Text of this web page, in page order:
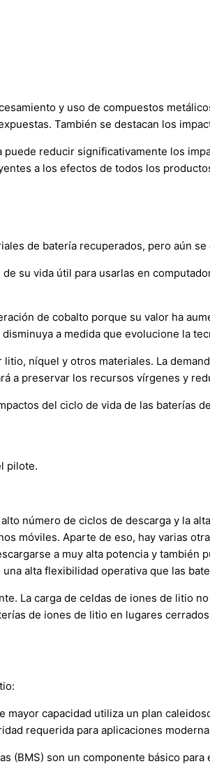
y uso de compuestos
También se destacan los
reducir significativamente los
a los efectos de todos los
de batería recuperados, pero aún
su vida útil para usarlas en
de cobalto porque su valor ha
a medida que evolucione la
níquel y otros materiales. La
a preservar los recursos vírgenes y
del ciclo de vida de las baterías
pilote.
número de ciclos de descarga y la
móviles. Aparte de eso, hay varias
a muy alta potencia y también
alta flexibilidad operativa que las
La carga de celdas de iones de litio
de iones de litio en lugares
mayor capacidad utiliza un plan
requerida para aplicaciones
(BMS) son un componente básico